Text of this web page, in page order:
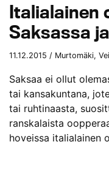
Italialainen
Saksassa
11.12.2015 / Murtomäki,
Saksaa ei ollut
tai kansakuntana,
tai ruhtinaasta,
ranskalaista
hoveissa italialainen